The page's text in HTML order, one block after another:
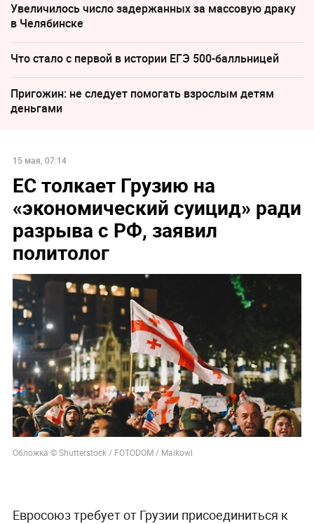
Увеличилось число задержанных за массовую драку
в Челябинске
Что стало с первой в истории ЕГЭ 500-балльницей
Пригожин: не следует помогать взрослым детям
деньгами
15 мая, 07:14
ЕС толкает Грузию на
«экономический суицид» ради
разрыва с РФ, заявил
политолог
Обложка © Shutterstock / FOTODOM / Maikowl
Евросоюз требует от Грузии присоединиться к